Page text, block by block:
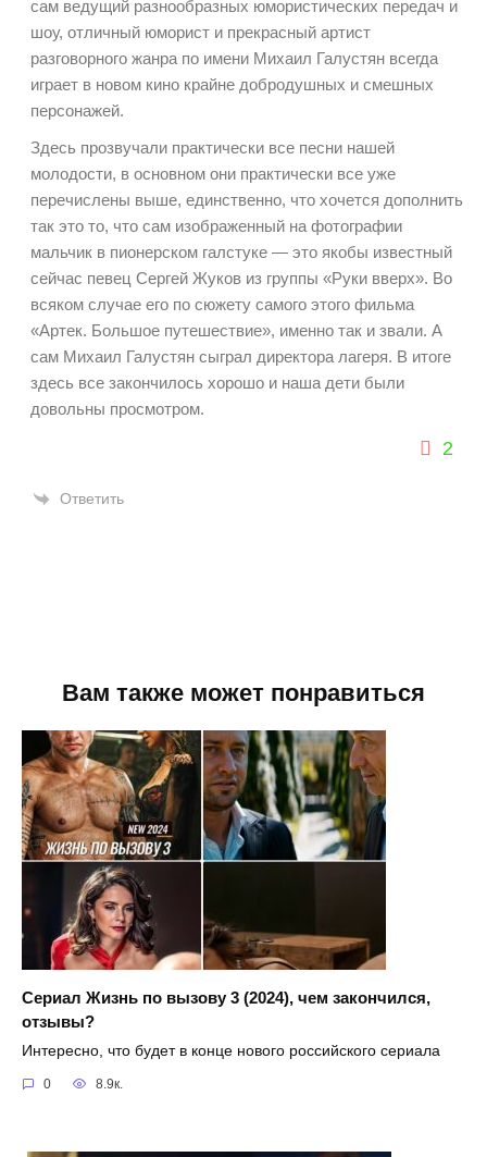
сам ведущий разнообразных юмористических передач и
шоу, отличный юморист и прекрасный артист
разговорного жанра по имени Михаил Галустян всегда
играет в новом кино крайне добродушных и смешных
персонажей.
Здесь прозвучали практически все песни нашей
молодости, в основном они практически все уже
перечислены выше, единственно, что хочется дополнить
так это то, что сам изображенный на фотографии
мальчик в пионерском галстуке — это якобы известный
сейчас певец Сергей Жуков из группы «Руки вверх». Во
всяком случае его по сюжету самого этого фильма
«Артек. Большое путешествие», именно так и звали. А
сам Михаил Галустян сыграл директора лагеря. В итоге
здесь все закончилось хорошо и наша дети были
довольны просмотром.
2
Ответить
Вам также может понравиться
Сериал Жизнь по вызову 3 (2024), чем закончился,
отзывы?
Интересно, что будет в конце нового российского сериала
0 8.9к.